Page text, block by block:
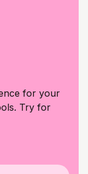
for your
Try for